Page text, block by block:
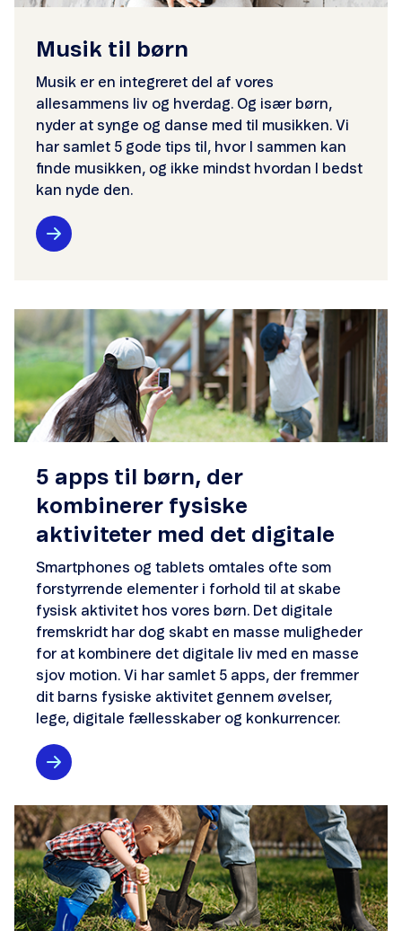
Musik til børn
Musik er en integreret del af vores
allesammens liv og hverdag. Og især børn,
nyder at synge og danse med til musikken. Vi
har samlet 5 gode tips til, hvor I sammen kan
finde musikken, og ikke mindst hvordan I bedst
kan nyde den.
5 apps til børn, der
kombinerer fysiske
aktiviteter med det digitale
Smartphones og tablets omtales ofte som
forstyrrende elementer i forhold til at skabe
fysisk aktivitet hos vores børn. Det digitale
fremskridt har dog skabt en masse muligheder
for at kombinere det digitale liv med en masse
sjov motion. Vi har samlet 5 apps, der fremmer
dit barns fysiske aktivitet gennem øvelser,
lege, digitale fællesskaber og konkurrencer.